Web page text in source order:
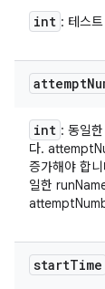
int : 테스
attempt
int : 동일
다.
증가해야 합
일한
startTime